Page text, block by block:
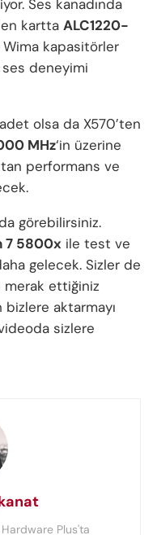
Ses kanadında
kartta ALC1220-
Wima kapasitörler
ses deneyimi
olsa da X570’ten
MHz‘in üzerine
performans ve
görebilirsiniz.
7 5800x ile test ve
gelecek. Sizler de
merak ettiğiniz
aktarmayı
sizlere
Plus'ta